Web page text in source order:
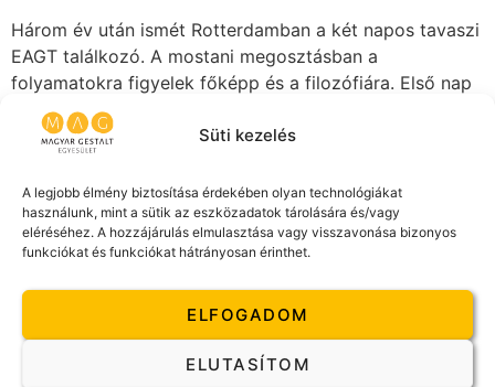
Süti kezelés
A legjobb élmény biztosítása érdekében olyan technológiákat
használunk, mint a sütik az eszközadatok tárolására és/vagy
eléréséhez. A hozzájárulás elmulasztása vagy visszavonása bizonyos
funkciókat és funkciókat hátrányosan érinthet.
ELFOGADOM
ELUTASÍTOM
Három év után ismét Rotterdamban a két napos tavaszi
EAGT találkozó. A mostani megosztásban a
folyamatokra figyelek főképp és a filozófiára. Első nap
a munkacsoportokban (Comittée), második nap
elnökségi ülés […]
Interjú Stefany-Tóth
Judittal az EAGT
konferencia kapcsán
Astrid Dusendschön interjút készített egyesületünk
elnökével, Stefany-Tóth Judittal a Magyarországon
megrendezésre kerülő Gestalt2019 Konferencia